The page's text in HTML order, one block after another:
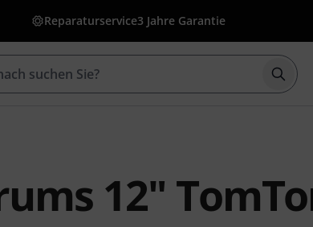
Reparaturservice3 Jahre Garantie
12"